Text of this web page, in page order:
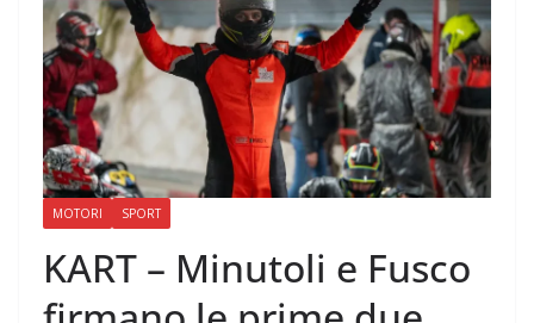
MOTORI SPORT
KART – Minutoli e Fusco